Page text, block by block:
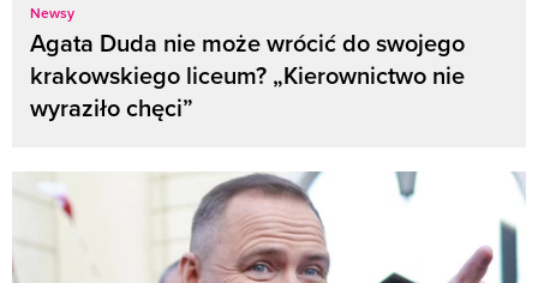
Newsy
Agata Duda nie może wrócić do swojego
krakowskiego liceum? „Kierownictwo nie
wyraziło chęci”